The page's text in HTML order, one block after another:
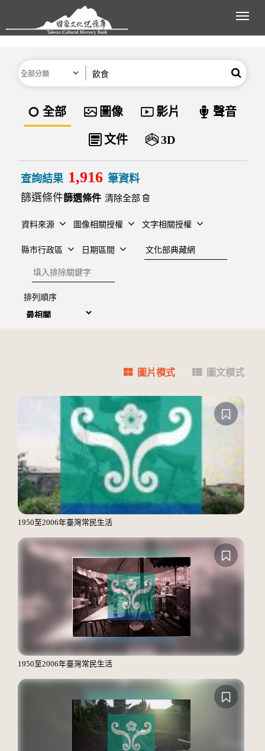
跳到主要內容區塊
展
分類 搜尋
資料類型
全部 圖像 影片 聲音
文件 3D
查詢結果 1,916 筆資料
篩選條件
清除全部
資料來源 圖像相關授權 文字相關授權
縣市行政區 日期區間
建檔單位
排除關鍵字
排列順序
圖片模式 圖文模式
1950至2006年臺灣常民生活
1950至2006年臺灣常民生活